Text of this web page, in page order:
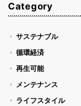
Category
サステナブル
循環経済
再生可能
メンテナンス
ライフスタイル